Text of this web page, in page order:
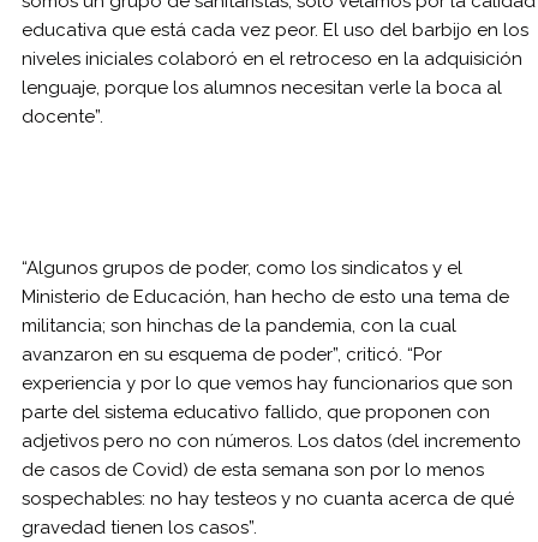
educativa que está cada vez peor. El uso del barbijo en los
niveles iniciales colaboró en el retroceso en la adquisición
lenguaje, porque los alumnos necesitan verle la boca al
docente”.
“Algunos grupos de poder, como los sindicatos y el
Ministerio de Educación, han hecho de esto una tema de
militancia; son hinchas de la pandemia, con la cual
avanzaron en su esquema de poder”, criticó. “Por
experiencia y por lo que vemos hay funcionarios que son
parte del sistema educativo fallido, que proponen con
adjetivos pero no con números. Los datos (del incremento
de casos de Covid) de esta semana son por lo menos
sospechables: no hay testeos y no cuanta acerca de qué
gravedad tienen los casos”.